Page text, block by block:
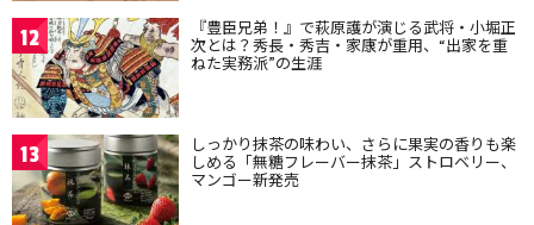
12 『豊臣兄弟！』で萩原護が演じる武将・小堀正
次とは？秀長・秀吉・家康が重用、“出家を重
ねた実務派”の生涯
13 しっかり抹茶の味わい、さらに果実の香りも楽
しめる「無糖フレーバー抹茶」ストロベリー、
マンゴー新発売